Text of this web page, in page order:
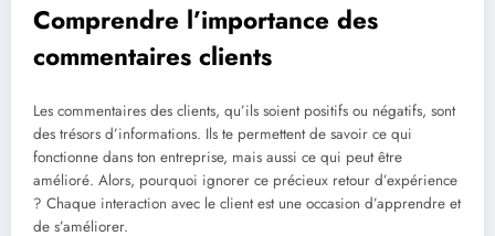
Comprendre l’importance des
commentaires clients
Les commentaires des clients, qu’ils soient positifs ou négatifs, sont
des trésors d’informations. Ils te permettent de savoir ce qui
fonctionne dans ton entreprise, mais aussi ce qui peut être
amélioré. Alors, pourquoi ignorer ce précieux retour d’expérience
? Chaque interaction avec le client est une occasion d’apprendre et
de s’améliorer.